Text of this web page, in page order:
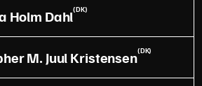
Holm Dahl(DK)
M. Juul Kristensen(DK)